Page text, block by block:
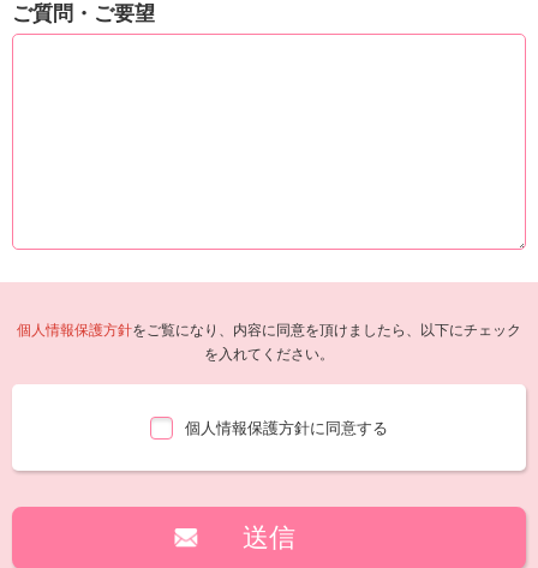
ご質問・ご要望
個人情報保護方針をご覧になり、内容に同意を頂けましたら、以下にチェック
を入れてください。
個人情報保護方針に同意する